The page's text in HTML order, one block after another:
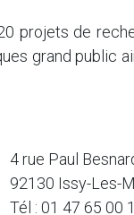
projets de
grand public
4 rue Paul
92130 Issy-Les-
Tél : 01 47 65 00